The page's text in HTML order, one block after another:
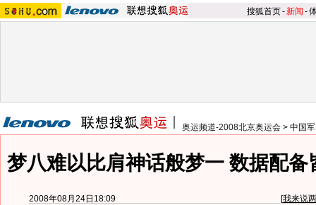
搜狐首页-新闻 -
奥运频道-2008北京奥运会 > 中国
梦八难以比肩神话般梦一 数据配备
2008年08月24日18:09 [我来说